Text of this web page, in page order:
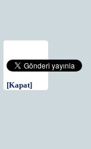
[Kapat]